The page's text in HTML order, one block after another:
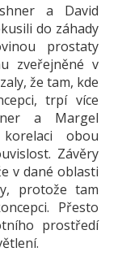
a David
do záhady
prostaty
zveřejněné v
že tam, kde
trpí více
a Margel
obou
Závěry
v dané oblasti
protože tam
Přesto
prostředí